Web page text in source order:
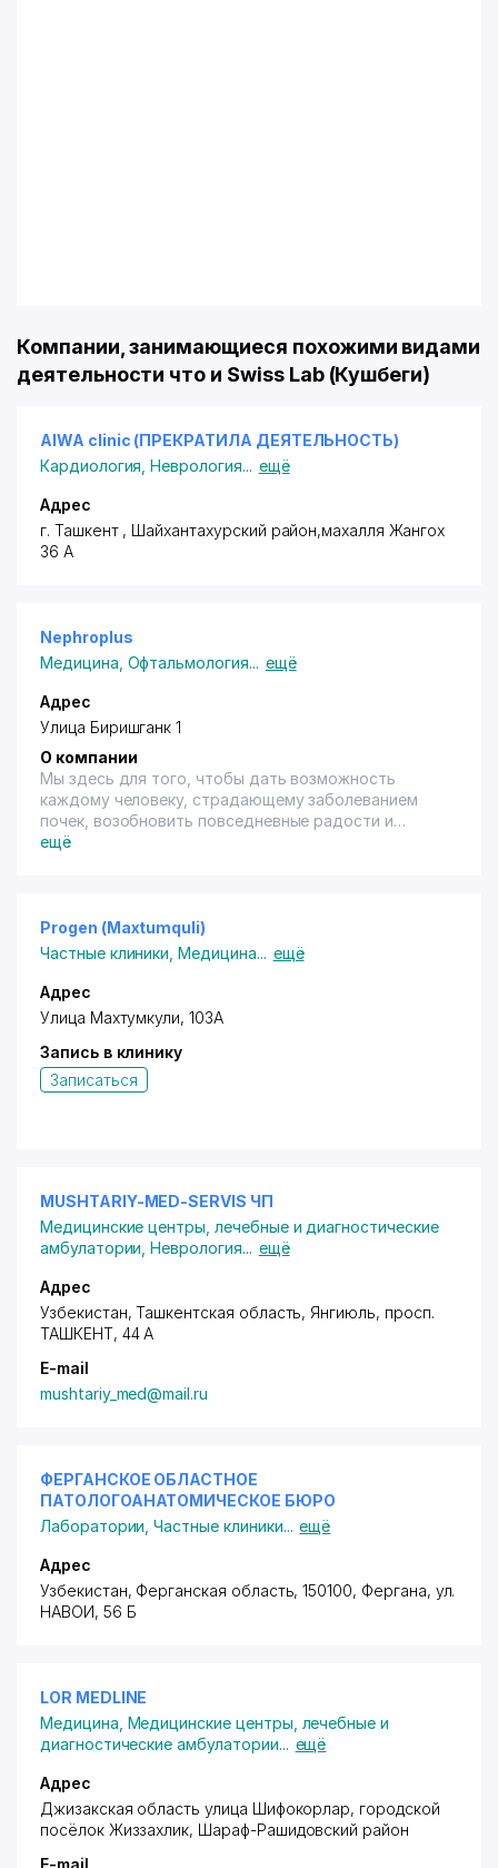
Компании, занимающиеся похожими видами
деятельности что и Swiss Lab (Кушбеги)
AIWA clinic (ПРЕКРАТИЛА ДЕЯТЕЛЬНОСТЬ)
Кардиология ,Неврология... ещё
Адрес
г. Ташкент, Шайхантахурский район,махалля Жангох
36 А
Nephroplus
Медицина Офтальмология... ещё
Адрес
Улица Биришганк 1
О компании
Мы здесь для того, чтобы дать возможность
каждому человеку, страдающему заболеванием
почек, возобновить повседневные радости и
нормальное функционирование жизни. NephroPlus
атмосферу.
Наше экономически эффективное лечение,
первоклассные услуги, передовые технологии,
высокоспециализированная команда и подход,
ориентированный на пациента, отличают нас от
остальных.
Распространенная по всей Индии и
распространившаяся на Восточную и Западную
ещё
Progen (Maxtumquli)
Частные клиники ,Медицина... ещё
Адрес
Улица Махтумкули, 103А
Запись в клинику
Записаться
MUSHTARIY-MED-SERVIS ЧП
Медицинские центры, лечебные и диагностические
амбулатории ,Неврология... ещё
Адрес
Узбекистан, Ташкентская область, Янгиюль, просп.
ТАШКЕНТ, 44 А
E-mail
mushtariy_med@mail.ru
ФЕРГАНСКОЕ ОБЛАСТНОЕ
ПАТОЛОГОАНАТОМИЧЕСКОЕ БЮРО
Лаборатории ,Частные клиники... ещё
Адрес
Узбекистан, Ферганская область, 150100, Фергана, ул.
НАВОИ, 56 Б
LOR MEDLINE
Медицина Медицинские центры, лечебные и
диагностические амбулатории... ещё
Адрес
Джизакская область улица Шифокорлар, городской
посёлок Жиззахлик, Шараф-Рашидовский район
E-mail